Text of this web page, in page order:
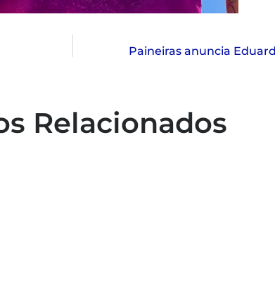
Paineiras anuncia
Relacionados